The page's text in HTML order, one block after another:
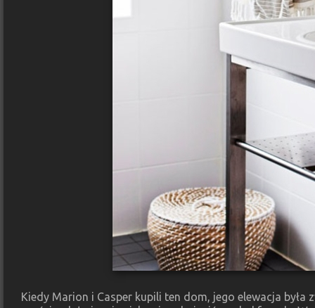
Kiedy Marion i Casper kupili ten dom, jego elewacja